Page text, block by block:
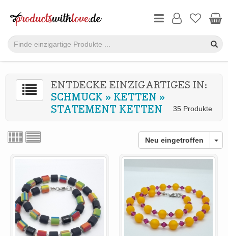
ENTDECKE EINZIGARTIGES IN:
SCHMUCK » KETTEN »
STATEMENT KETTEN
35 Produkte
Neu eingetroffen